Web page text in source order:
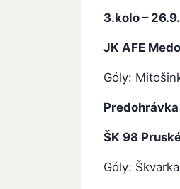
3.kolo –
JK AFE
Góly:
ŠK 98
Góly: